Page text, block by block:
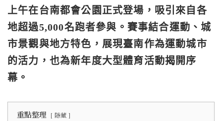
上午在台南都會公園正式登場，吸引來自各
地超過5,000名跑者參與。賽事結合運動、城
市景觀與地方特色，展現臺南作為運動城市
的活力，也為新年度大型體育活動揭開序
幕。
重點整理 隱藏